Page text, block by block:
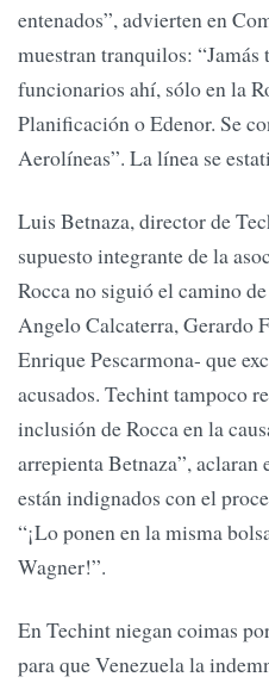
entenados”, advierten en
muestran tranquilos: “Jamás
funcionarios ahí, sólo en la
Planificación o Edenor. Se
Aerolíneas”. La línea se
Luis Betnaza, director de
supuesto integrante de la
Rocca no siguió el camino
Angelo Calcaterra, Gerardo
Enrique Pescarmona- que
acusados. Techint tampoco
inclusión de Rocca en la
arrepienta Betnaza”,
están indignados con el
“¡Lo ponen en la misma
Wagner!”.
En Techint niegan coimas
para que Venezuela la